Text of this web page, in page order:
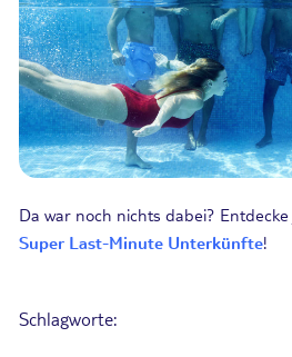
Da war noch nichts dabei?
Super Last-Minute Unterkünfte!
Schlagworte: